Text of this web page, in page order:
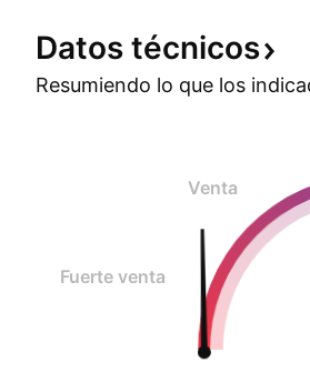
Datos técnicos
Resumiendo lo que los
Venta
Fuerte venta